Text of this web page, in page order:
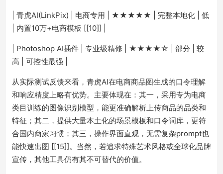
| 青虎AI(LinkPix) | 电商专用 | ★★★★★ | 完整本地化 | 低
| 内置10万+电商模板 [[10]] |
| Photoshop AI插件 | 专业级精修 | ★★★★☆ | 部分 | 较
高 | 可控性最强 |
从实际测试反馈来看，青虎AI在电商商品图生成的口令理解
和响应精度上略有优势。主要体现在：其一，采用专为电商
类目训练的图像识别模型，能更准确解析上传商品的品类和
特征；其二，提供大量本土化的场景模板和口令词库，更符
合国内商家习惯；其三，操作界面直观，无需复杂prompt也
能快速出图 [[15]]。当然，若追求特殊艺术风格或全球化品牌
宣传，其他工具仍有其不可替代的价值。